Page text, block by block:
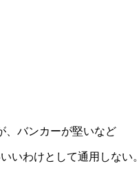
バンカーが堅いなど
いわけとして通用しない。